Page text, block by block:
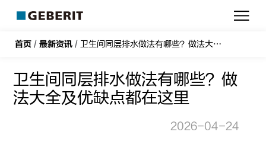
力
首页 / 最新资讯 / 卫生间同层排水做法有哪些？做法大全及优缺点都在这里
卫生间同层排水做法有哪些？做
法大全及优缺点都在这里
2026-04-24